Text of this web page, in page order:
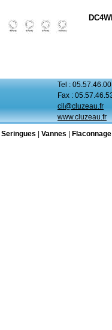
Tel :
Fax :
cil@cluzeau.fr
www.cluzeau.fr
Seringues Vannes Flaconnage